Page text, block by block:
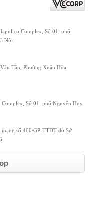
Complex, Số 01, phố
Nội
Tần, Phường Xuân Hòa,
Số 01, phố Nguyễn Huy
số 460/GP-TTĐT do Sở